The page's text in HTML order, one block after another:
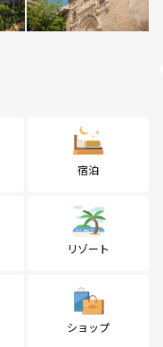
宿泊
リゾート
ショップ